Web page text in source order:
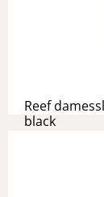
Reef
black